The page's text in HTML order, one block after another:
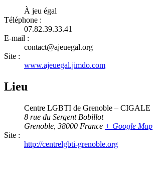
À jeu égal
Téléphone :
07.82.39.33.41
E-mail :
contact@ajeuegal.org
Site :
www.ajeuegal.jimdo.com
Lieu
Centre LGBTI de Grenoble – CIGALE
8 rue du Sergent Bobillot
Grenoble 38000 France + Google Map
Site :
http://centrelgbti-grenoble.org